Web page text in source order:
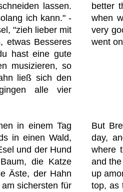
lassen.
ich kann." -
"zieh lieber mit
etwas Besseres
hast eine gute
musizieren, so
ließ sich den
alle vier
better
when
very
went
in einem Tag
in einen Wald,
und der Hund
die Katze
Äste, der Hahn
sichersten für
But
day,
where
and
up
top, as